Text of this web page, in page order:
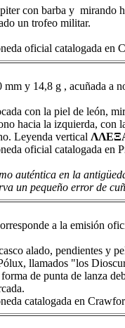
con barba y mirando
un trofeo militar.
oficial catalogada en
mm y 14,8 g , acuñada a
con la piel de león,
hacia la izquierda, con
Leyenda vertical
oficial catalogada en
auténtica en la
un pequeño error de
a la emisión
alado, pendientes y
llamados "los
de punta de lanza
catalogada en